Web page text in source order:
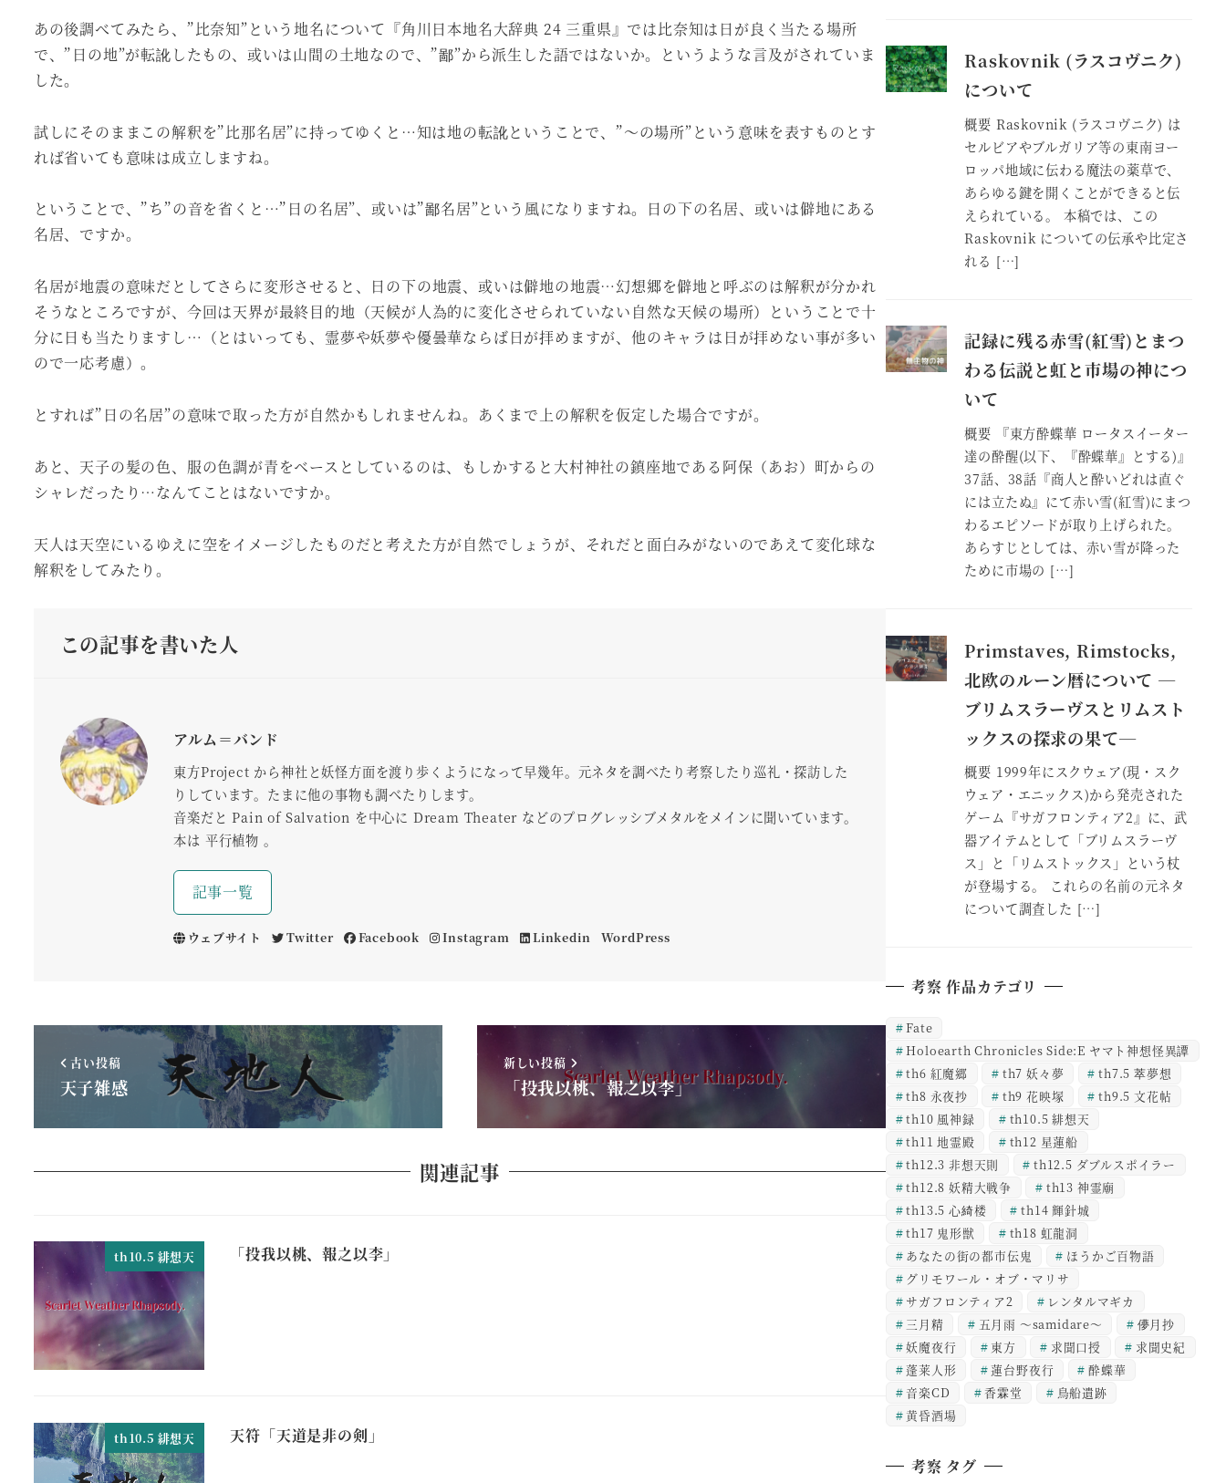
あの後調べてみたら、”比奈知”という地名について『角川日本地名大辞典 24 三重県』では比奈知は日が良く当たる場所
で、”日の地”が転訛したもの、或いは山間の土地なので、”鄙”から派生した語ではないか。というような言及がされていま
した。
試しにそのままこの解釈を”比那名居”に持ってゆくと…知は地の転訛ということで、”～の場所”という意味を表すものとす
れば省いても意味は成立しますね。
ということで、”ち”の音を省くと…”日の名居”、或いは”鄙名居”という風になりますね。日の下の名居、或いは僻地にある
名居、ですか。
名居が地震の意味だとしてさらに変形させると、日の下の地震、或いは僻地の地震…幻想郷を僻地と呼ぶのは解釈が分かれ
そうなところですが、今回は天界が最終目的地（天候が人為的に変化させられていない自然な天候の場所）ということで十
分に日も当たりますし…（とはいっても、霊夢や妖夢や優曇華ならば日が拝めますが、他のキャラは日が拝めない事が多い
ので一応考慮）。
とすれば”日の名居”の意味で取った方が自然かもしれませんね。あくまで上の解釈を仮定した場合ですが。
あと、天子の髪の色、服の色調が青をベースとしているのは、もしかすると大村神社の鎮座地である阿保（あお）町からの
シャレだったり…なんてことはないですか。
天人は天空にいるゆえに空をイメージしたものだと考えた方が自然でしょうが、それだと面白みがないのであえて変化球な
解釈をしてみたり。
この記事を書いた人
アルム＝バンド
東方Project から神社と妖怪方面を渡り歩くようになって早幾年。元ネタを調べたり考察したり巡礼・探訪した
りしています。たまに他の事物も調べたりします。
音楽だと Pain of Salvation を中心に Dream Theater などのプログレッシブメタルをメインに聞いています。
本は 平行植物 。
記事一覧
ウェブサイト Twitter Facebook Instagram Linkedin WordPress
古い投稿
天子雑感
新しい投稿
「投我以桃、報之以李」
関連記事
th10.5 緋想天 「投我以桃、報之以李」
th10.5 緋想天 天符「天道是非の剣」
Raskovnik (ラスコヴニク)
について
概要 Raskovnik (ラスコヴニク) は
セルビアやブルガリア等の東南ヨー
ロッパ地域に伝わる魔法の薬草で、
あらゆる鍵を開くことができると伝
えられている。 本稿では、この
Raskovnik についての伝承や比定さ
れる […]
記録に残る赤雪(紅雪)とまつ
わる伝説と虹と市場の神につ
いて
概要 『東方酔蝶華 ロータスイーター
達の酔醒(以下、『酔蝶華』とする)』
37話、38話『商人と酔いどれは直ぐ
には立たぬ』にて赤い雪(紅雪)にまつ
わるエピソードが取り上げられた。
あらすじとしては、赤い雪が降った
ために市場の […]
Primstaves, Rimstocks,
北欧のルーン暦について ―
ブリムスラーヴスとリムスト
ックスの探求の果て―
概要 1999年にスクウェア(現・スク
ウェア・エニックス)から発売された
ゲーム『サガフロンティア2』に、武
器アイテムとして「ブリムスラーヴ
ス」と「リムストックス」という杖
が登場する。 これらの名前の元ネタ
について調査した […]
考察 作品カテゴリ
Fate
Holoearth Chronicles Side:E ヤマト神想怪異譚
th6 紅魔郷
th7 妖々夢
th7.5 萃夢想
th8 永夜抄
th9 花映塚
th9.5 文花帖
th10 風神録
th10.5 緋想天
th11 地霊殿
th12 星蓮船
th12.3 非想天則
th12.5 ダブルスポイラー
th12.8 妖精大戦争
th13 神霊廟
th13.5 心綺楼
th14 輝針城
th17 鬼形獣
th18 虹龍洞
あなたの街の都市伝鬼
ほうかご百物語
グリモワール・オブ・マリサ
サガフロンティア2
レンタルマギカ
三月精
五月雨 ～samidare～
儚月抄
妖魔夜行
東方 求聞口授
求聞史紀
蓬莱人形
蓮台野夜行
酔蝶華
音楽CD
香霖堂
鳥船遺跡
黄昏酒場
考察 タグ